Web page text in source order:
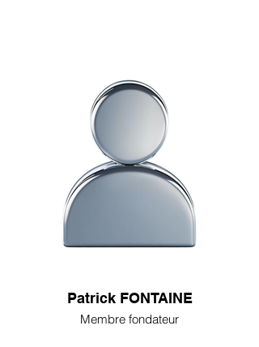
Patrick FONTAINE
Membre fondateur